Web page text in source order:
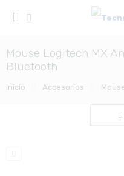
Mouse Logitech MX
Bluetooth
Inicio Accesorios